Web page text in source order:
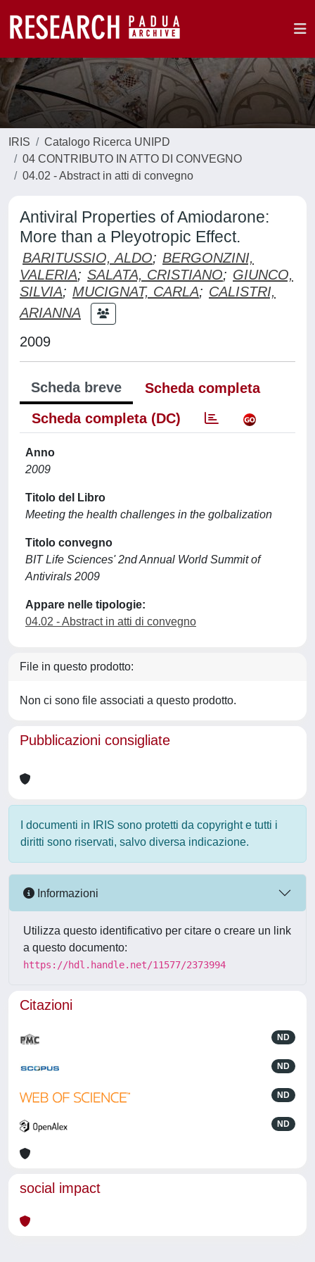
IRIS
Catalogo Ricerca UNIPD
04 CONTRIBUTO IN ATTO DI CONVEGNO
04.02 - Abstract in atti di convegno
Antiviral Properties of Amiodarone:
More than a Pleyotropic Effect.
BARITUSSIO, ALDO; BERGONZINI,
VALERIA; SALATA, CRISTIANO; GIUNCO,
SILVIA; MUCIGNAT, CARLA; CALISTRI,
ARIANNA
2009
Scheda breve
Scheda completa
Scheda completa (DC)
Anno
2009
Titolo del Libro
Meeting the health challenges in the golbalization
Titolo convegno
BIT Life Sciences' 2nd Annual World Summit of
Antivirals 2009
Appare nelle tipologie:
04.02 - Abstract in atti di convegno
File in questo prodotto:
Non ci sono file associati a questo prodotto.
Pubblicazioni consigliate
I documenti in IRIS sono protetti da copyright e tutti i
diritti sono riservati, salvo diversa indicazione.
Informazioni
Utilizza questo identificativo per citare o creare un link
a questo documento:
https://hdl.handle.net/11577/2373994
Citazioni
ND
ND
ND
ND
social impact